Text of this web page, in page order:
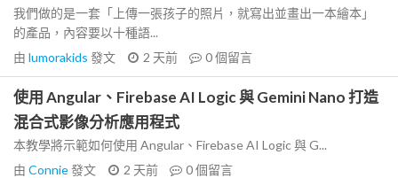
我們做的是一套「上傳一張孩子的照片，就寫出並畫出一本繪本」
的產品，內容要以十種語...
由 lumorakids 發文 2 天前 0個留言
使用 Angular、Firebase AI Logic 與 Gemini Nano 打造
混合式影像分析應用程式
本教學將示範如何使用 Angular、Firebase AI Logic 與 G...
由 Connie發文 2 天前 0個留言